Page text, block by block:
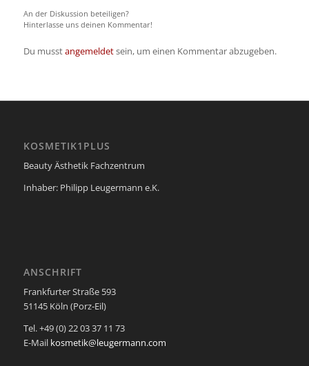
An der Diskussion beteiligen?
Hinterlasse uns deinen Kommentar!
Du musstangemeldetsein, um einen Kommentar abzugeben.
KOSMETIK1PLUS
Beauty Ästhetik Fachzentrum
Inhaber: Philipp Leugermann e.K.
ANSCHRIFT
Frankfurter Straße 593
51145 Köln (Porz-Eil)
Tel. +49 (0) 22 03 37 11 73
E-Mail kosmetik@leugermann.com